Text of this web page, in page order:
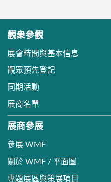
觀衆參觀
展會時間與基本信息
觀眾預先登記
同期活動
展商名單
展商參展
參展 WMF
關於 WMF / 平面圖
專題展區與策展項目